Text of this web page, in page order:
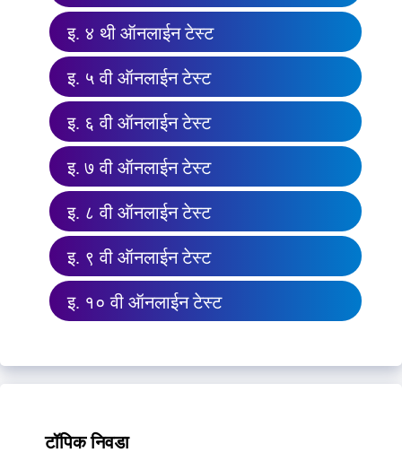
इ. ४ थी ऑनलाईन टेस्ट
इ. ५ वी ऑनलाईन टेस्ट
इ. ६ वी ऑनलाईन टेस्ट
इ. ७ वी ऑनलाईन टेस्ट
इ. ८ वी ऑनलाईन टेस्ट
इ. ९ वी ऑनलाईन टेस्ट
इ. १० वी ऑनलाईन टेस्ट
टॉपिक निवडा